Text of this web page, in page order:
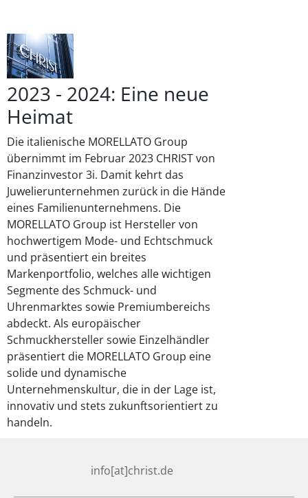
2023 - 2024: Eine neue
Heimat
Die italienische MORELLATO Group
übernimmt im Februar 2023 CHRIST von
Finanzinvestor 3i. Damit kehrt das
Juwelierunternehmen zurück in die Hände
eines Familienunternehmens. Die
MORELLATO Group ist Hersteller von
hochwertigem Mode- und Echtschmuck
und präsentiert ein breites
Markenportfolio, welches alle wichtigen
Segmente des Schmuck- und
Uhrenmarktes sowie Premiumbereichs
abdeckt. Als europäischer
Schmuckhersteller sowie Einzelhändler
präsentiert die MORELLATO Group eine
solide und dynamische
Unternehmenskultur, die in der Lage ist,
innovativ und stets zukunftsorientiert zu
handeln.
info[at]christ.de